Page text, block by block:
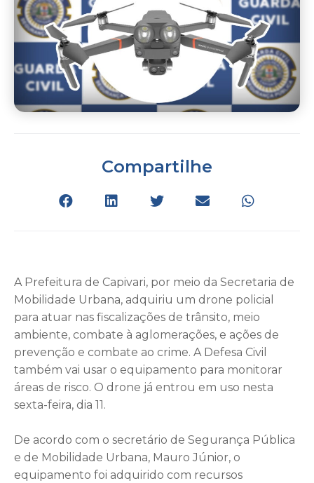
Compartilhe
A Prefeitura de Capivari, por meio da Secretaria de
Mobilidade Urbana, adquiriu um drone policial
para atuar nas fiscalizações de trânsito, meio
ambiente, combate à aglomerações, e ações de
prevenção e combate ao crime. A Defesa Civil
também vai usar o equipamento para monitorar
áreas de risco. O drone já entrou em uso nesta
sexta-feira, dia 11.
De acordo com o secretário de Segurança Pública
e de Mobilidade Urbana, Mauro Júnior, o
equipamento foi adquirido com recursos